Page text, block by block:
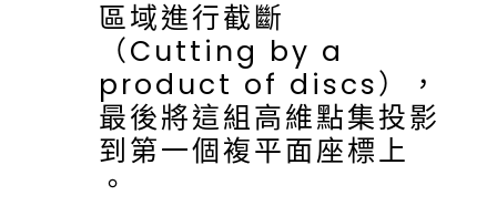
區域進行截斷
（Cutting by a
product of discs），
最後將這組高維點集投影
到第一個複平面座標上
。